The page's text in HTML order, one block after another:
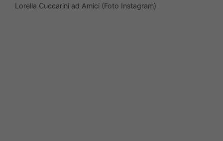
Lorella Cuccarini ad Amici (Foto Instagram)